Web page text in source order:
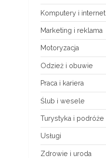
Komputery i internet
Marketing i reklama
Motoryzacja
Odzież i obuwie
Praca i kariera
Ślub i wesele
Turystyka i podróże
Usługi
Zdrowie i uroda